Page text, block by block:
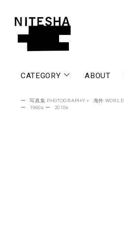
CATEGORY ABOUT
ー 写真集 PHOTOGRAPHY >
海外 WORLD
ー
1960s ー 2010s